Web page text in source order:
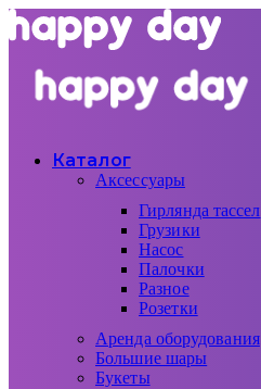
Каталог
Аксессуары
Гирлянда тассел
Грузики
Насос
Палочки
Разное
Розетки
Аренда оборудования
Большие шары
Букеты